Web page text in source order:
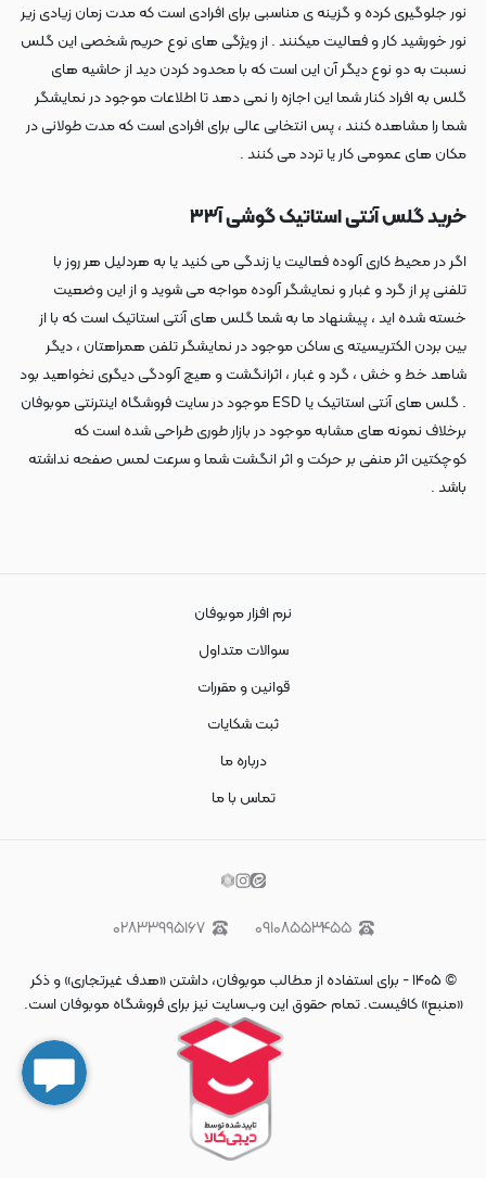
نور جلوگیری کرده و گزینه ی مناسبی برای افرادی است که مدت زمان زیادی زیر
نور خورشید کار و فعالیت میکنند . از ویژگی های نوع حریم شخصی این گلس
نسبت به دو نوع دیگر آن این است که با محدود کردن دید از حاشیه های
گلس به افراد کنار شما این اجازه را نمی دهد تا اطلاعات موجود در نمایشگر
شما را مشاهده کنند ، پس انتخابی عالی برای افرادی است که مدت طولانی در
مکان های عمومی کار یا تردد می کنند .
خرید گلس آنتی استاتیک گوشی آ۳۳
اگر در محیط کاری آلوده فعالیت یا زندگی می کنید یا به هردلیل هر روز با
تلفنی پر از گرد و غبار و نمایشگر آلوده مواجه می شوید و از این وضعیت
خسته شده اید ، پیشنهاد ما به شما گلس های آنتی استاتیک است که با از
بین بردن الکتریسیته ی ساکن موجود در نمایشگر تلفن همراهتان ، دیگر
شاهد خط و خش ، گرد و غبار ، اثرانگشت و هیچ آلودگی دیگری نخواهید بود
. گلس های آنتی استاتیک یا ESD موجود در سایت فروشگاه اینترنتی موبوفان
برخلاف نمونه های مشابه موجود در بازار طوری طراحی شده است که
کوچکتین اثر منفی بر حرکت و اثر انگشت شما و سرعت لمس صفحه نداشته
باشد .
نرم افزار موبوفان
سوالات متداول
قوانین و مقررات
ثبت شکایات
درباره ما
تماس با ما
۰۹۱۰۸۵۵۳۴۵۵ ۰۲۸۳۳۹۹۵۱۶۷
©۱۴۰۵- برای استفاده از مطالب موبوفان، داشتن «هدف غیرتجاری» و ذکر
«منبع» کافیست. تمام حقوق اين وب‌سايت نیز برای فروشگاه موبوفان است.